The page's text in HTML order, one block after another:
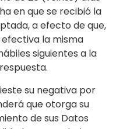
en que se recibió la
a efecto de que,
la misma
siguientes a la
su negativa por
que otorga su
de sus Datos